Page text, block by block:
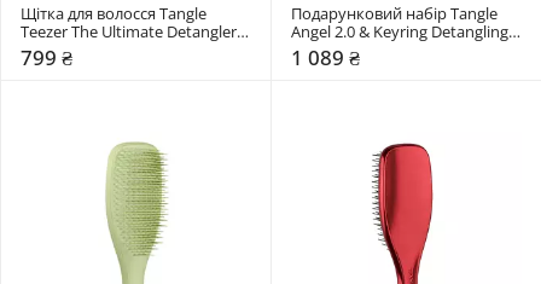
Щітка для волосся Tangle
Teezer The Ultimate Detangler
Chrome Mini
799 ₴
Подарунковий набір Tangle
Angel 2.0 & Keyring Detangling
Gift Set
1 089 ₴